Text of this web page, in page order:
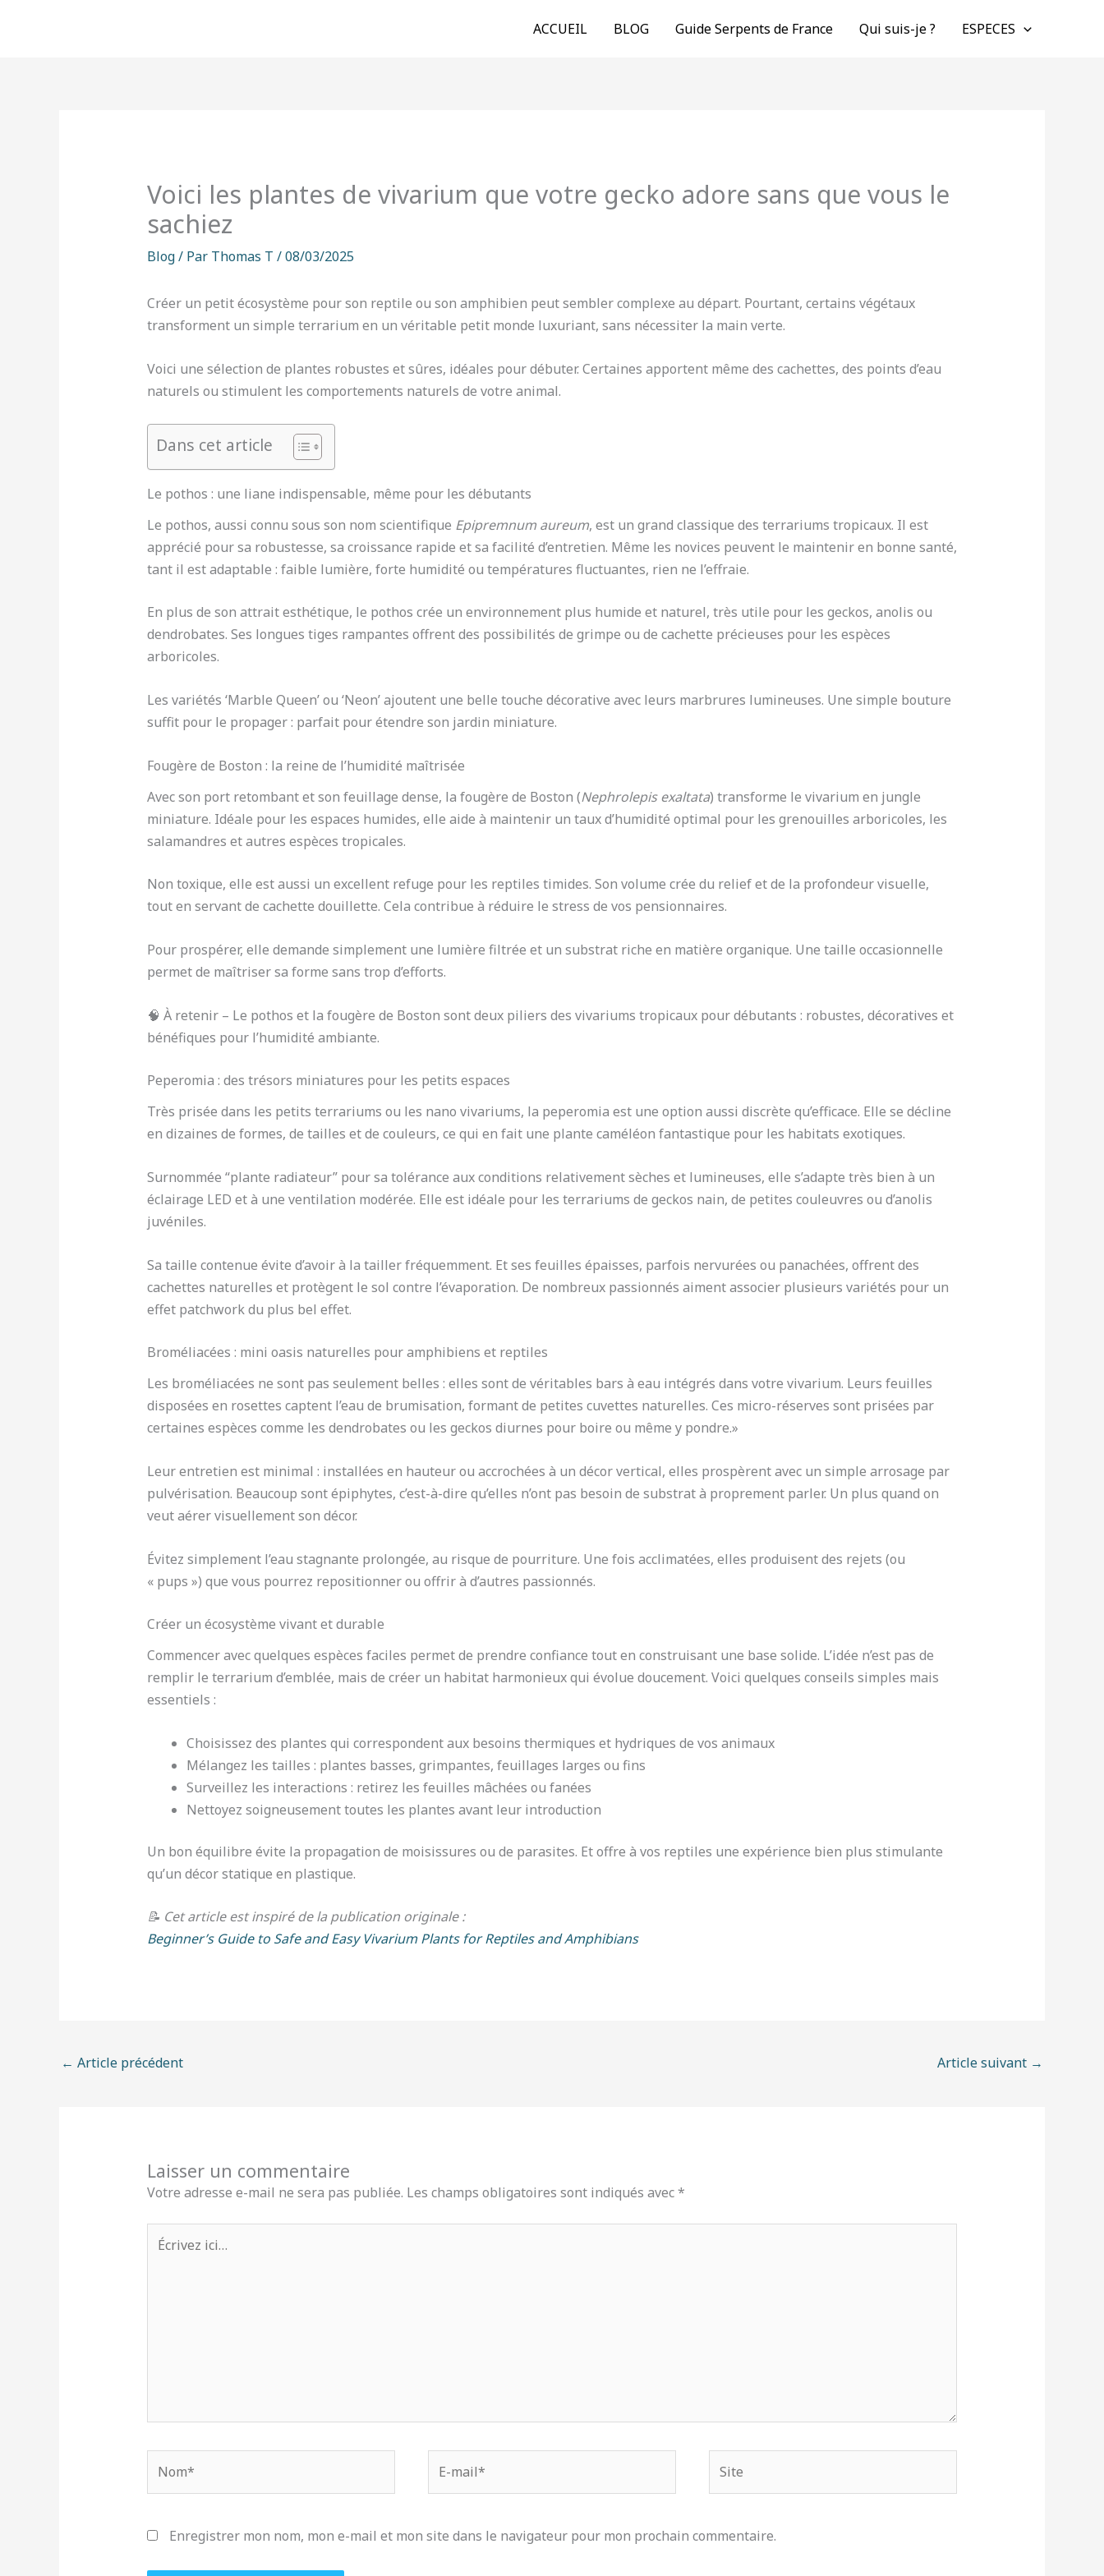
ACCUEIL BLOG Guide Serpents de France Qui suis-je ? ESPECES
Voici les plantes de vivarium que votre gecko adore sans que vous le
sachiez
Blog/ Par Thomas T /08/03/2025
Créer un petit écosystème pour son reptile ou son amphibien peut sembler complexe au départ. Pourtant, certains végétaux
transforment un simple terrarium en un véritable petit monde luxuriant, sans nécessiter la main verte.
Voici une sélection de plantes robustes et sûres, idéales pour débuter. Certaines apportent même des cachettes, des points d’eau
naturels ou stimulent les comportements naturels de votre animal.
Dans cet article
Le pothos : une liane indispensable, même pour les débutants
Le pothos, aussi connu sous son nom scientifique Epipremnum aureum, est un grand classique des terrariums tropicaux. Il est
apprécié pour sa robustesse, sa croissance rapide et sa facilité d’entretien. Même les novices peuvent le maintenir en bonne santé,
tant il est adaptable : faible lumière, forte humidité ou températures fluctuantes, rien ne l’effraie.
En plus de son attrait esthétique, le pothos crée un environnement plus humide et naturel, très utile pour les geckos, anolis ou
dendrobates. Ses longues tiges rampantes offrent des possibilités de grimpe ou de cachette précieuses pour les espèces
arboricoles.
Les variétés ‘Marble Queen’ ou ‘Neon’ ajoutent une belle touche décorative avec leurs marbrures lumineuses. Une simple bouture
suffit pour le propager : parfait pour étendre son jardin miniature.
Fougère de Boston : la reine de l’humidité maîtrisée
Avec son port retombant et son feuillage dense, la fougère de Boston (Nephrolepis exaltata) transforme le vivarium en jungle
miniature. Idéale pour les espaces humides, elle aide à maintenir un taux d’humidité optimal pour les grenouilles arboricoles, les
salamandres et autres espèces tropicales.
Non toxique, elle est aussi un excellent refuge pour les reptiles timides. Son volume crée du relief et de la profondeur visuelle,
tout en servant de cachette douillette. Cela contribue à réduire le stress de vos pensionnaires.
Pour prospérer, elle demande simplement une lumière filtrée et un substrat riche en matière organique. Une taille occasionnelle
permet de maîtriser sa forme sans trop d’efforts.
🧠 À retenir – Le pothos et la fougère de Boston sont deux piliers des vivariums tropicaux pour débutants : robustes, décoratives et
bénéfiques pour l’humidité ambiante.
Peperomia : des trésors miniatures pour les petits espaces
Très prisée dans les petits terrariums ou les nano vivariums, la peperomia est une option aussi discrète qu’efficace. Elle se décline
en dizaines de formes, de tailles et de couleurs, ce qui en fait une plante caméléon fantastique pour les habitats exotiques.
Surnommée “plante radiateur” pour sa tolérance aux conditions relativement sèches et lumineuses, elle s’adapte très bien à un
éclairage LED et à une ventilation modérée. Elle est idéale pour les terrariums de geckos nain, de petites couleuvres ou d’anolis
juvéniles.
Sa taille contenue évite d’avoir à la tailler fréquemment. Et ses feuilles épaisses, parfois nervurées ou panachées, offrent des
cachettes naturelles et protègent le sol contre l’évaporation. De nombreux passionnés aiment associer plusieurs variétés pour un
effet patchwork du plus bel effet.
Broméliacées : mini oasis naturelles pour amphibiens et reptiles
Les broméliacées ne sont pas seulement belles : elles sont de véritables bars à eau intégrés dans votre vivarium. Leurs feuilles
disposées en rosettes captent l’eau de brumisation, formant de petites cuvettes naturelles. Ces micro-réserves sont prisées par
certaines espèces comme les dendrobates ou les geckos diurnes pour boire ou même y pondre.»
Leur entretien est minimal : installées en hauteur ou accrochées à un décor vertical, elles prospèrent avec un simple arrosage par
pulvérisation. Beaucoup sont épiphytes, c’est-à-dire qu’elles n’ont pas besoin de substrat à proprement parler. Un plus quand on
veut aérer visuellement son décor.
Évitez simplement l’eau stagnante prolongée, au risque de pourriture. Une fois acclimatées, elles produisent des rejets (ou
« pups ») que vous pourrez repositionner ou offrir à d’autres passionnés.
Créer un écosystème vivant et durable
Commencer avec quelques espèces faciles permet de prendre confiance tout en construisant une base solide. L’idée n’est pas de
remplir le terrarium d’emblée, mais de créer un habitat harmonieux qui évolue doucement. Voici quelques conseils simples mais
essentiels :
Choisissez des plantes qui correspondent aux besoins thermiques et hydriques de vos animaux
Mélangez les tailles : plantes basses, grimpantes, feuillages larges ou fins
Surveillez les interactions : retirez les feuilles mâchées ou fanées
Nettoyez soigneusement toutes les plantes avant leur introduction
Un bon équilibre évite la propagation de moisissures ou de parasites. Et offre à vos reptiles une expérience bien plus stimulante
qu’un décor statique en plastique.
📝 Cet article est inspiré de la publication originale :
Beginner’s Guide to Safe and Easy Vivarium Plants for Reptiles and Amphibians
← Article précédent Article suivant →
Laisser un commentaire
Votre adresse e-mail ne sera pas publiée. Les champs obligatoires sont indiqués avec*
Écrivez
ici…
mail*
Enregistrer mon nom, mon e-mail et mon site dans le navigateur pour mon prochain commentaire.